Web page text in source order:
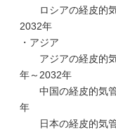
ロシアの経皮的気
2032年
・アジア
アジアの経皮的気
年～2032年
中国の経皮的気管
年
日本の経皮的気管